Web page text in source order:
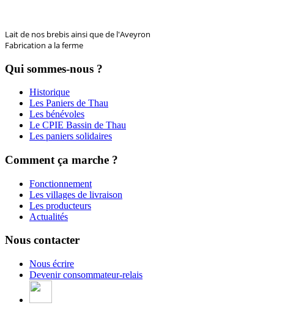
Lait de nos brebis ainsi que de l'Aveyron
Fabrication a la ferme
Qui sommes-nous ?
Historique
Les Paniers de Thau
Les bénévoles
Le CPIE Bassin de Thau
Les paniers solidaires
Comment ça marche ?
Fonctionnement
Les villages de livraison
Les producteurs
Actualités
Nous contacter
Nous écrire
Devenir consommateur-relais